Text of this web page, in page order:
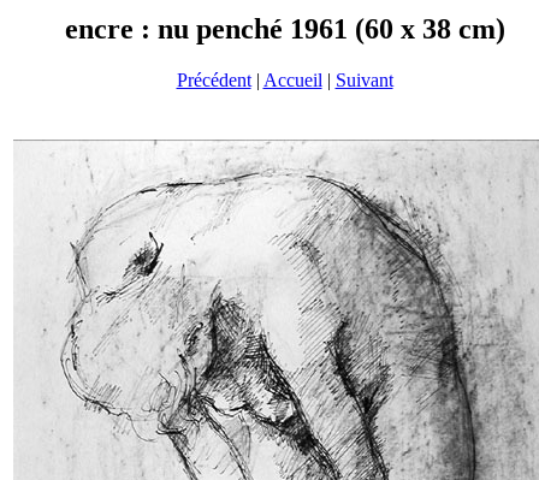
encre : nu penché 1961 (60 x 38 cm)
Précédent| Accueil | Suivant